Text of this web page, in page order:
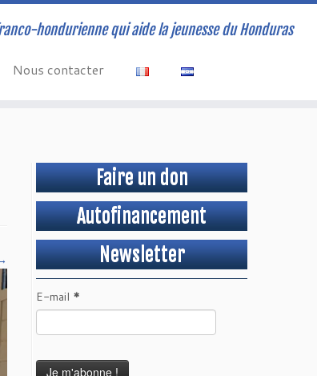
hondurienne qui aide la jeunesse du Honduras
Nous contacter
Faire un don
Autofinancement
Newsletter
E-mail *